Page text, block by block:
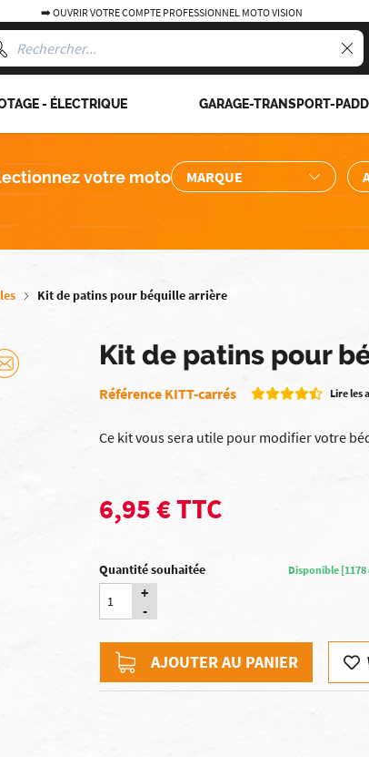
➡️ OUVRIR VOTRE COMPTE PROFESSIONNEL MOTO VISION
- ÉLECTRIQUE GARAGE-TRANSPORT-
votre moto
Kit de patins pour béquille arrière
Kit de patins pour
Référence KITT-carrés Lire les
Ce kit vous sera utile pour modifier votre
6,95 € TTC
Quantité souhaitée
+
-
Disponible
AJOUTER AU PANIER